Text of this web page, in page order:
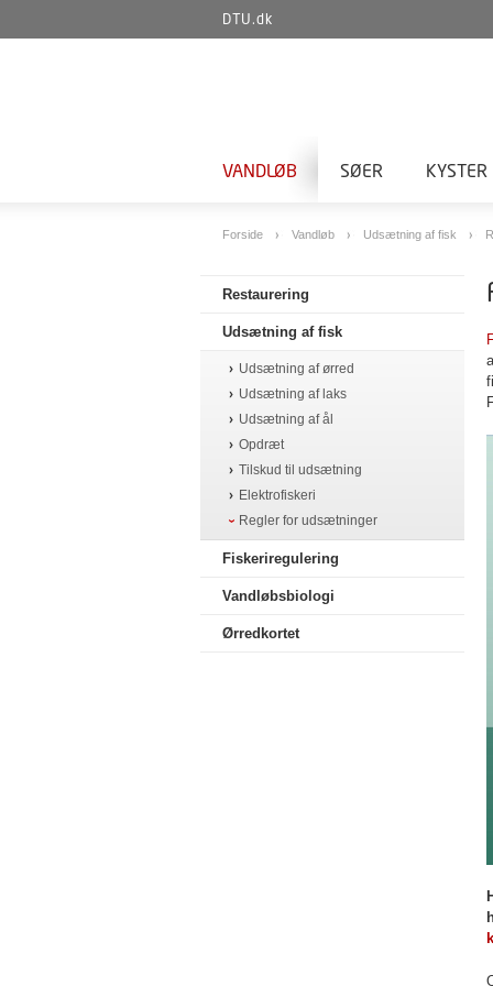
DTU.dk
VANDLØB SØER KYSTER
Forside Vandløb Udsætning af fisk
Restaurering
Udsætning af fisk
Udsætning af ørred
Udsætning af laks
Udsætning af ål
Opdræt
Tilskud til udsætning
Elektrofiskeri
Regler for udsætninger
Fiskeriregulering
Vandløbsbiologi
Ørredkortet